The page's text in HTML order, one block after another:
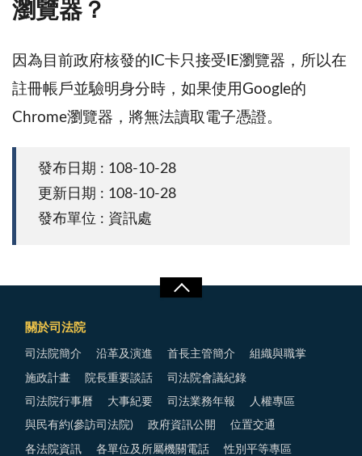
瀏覽器？
因為目前政府核發的IC卡只接受IE瀏覽器，所以在
註冊帳戶並驗明身分時，如果使用Google的
Chrome瀏覽器，將無法讀取電子憑證。
發布日期 : 108-10-28
更新日期 : 108-10-28
發布單位 : 資訊處
關於司法院
司法院簡介 沿革及演進 首長主管簡介 組織與職掌
施政計畫 院長重要談話 司法院會議紀錄
司法院行事曆 大事紀要 司法業務年報 人權專區
與民有約(參訪司法院) 政府資訊公開 位置交通
各法院資訊 各單位及所屬機關電話 性別平等專區